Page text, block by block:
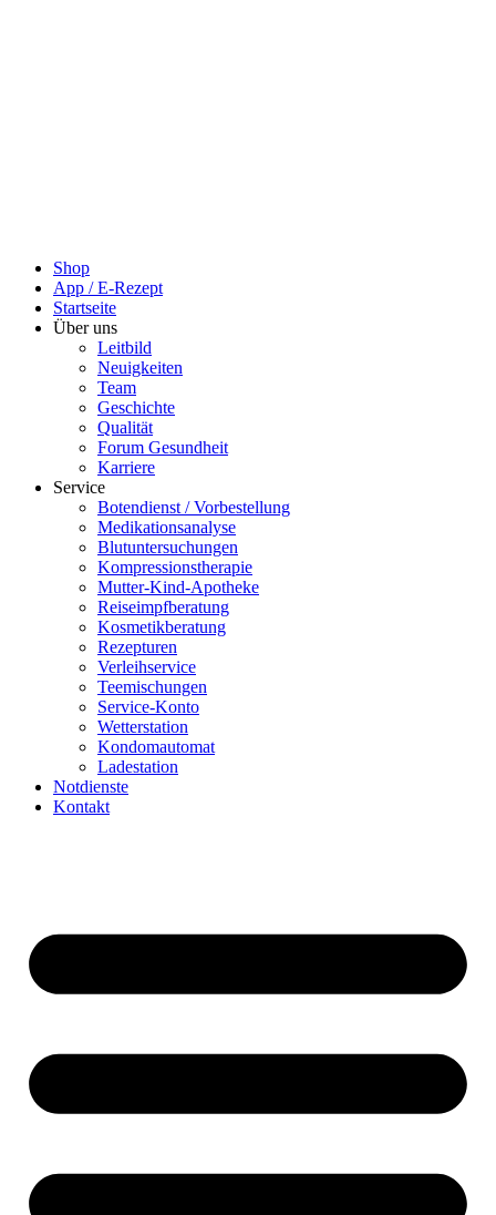
Shop
App / E-Rezept
Startseite
Über uns
Leitbild
Neuigkeiten
Team
Geschichte
Qualität
Forum Gesundheit
Karriere
Service
Botendienst / Vorbestellung
Medikationsanalyse
Blutuntersuchungen
Kompressionstherapie
Mutter-Kind-Apotheke
Reiseimpfberatung
Kosmetikberatung
Rezepturen
Verleihservice
Teemischungen
Service-Konto
Wetterstation
Kondomautomat
Ladestation
Notdienste
Kontakt